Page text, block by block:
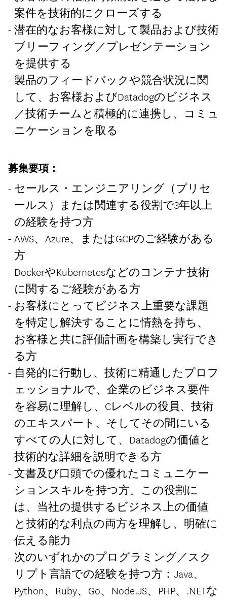
案件を技術的にクローズする
潜在的なお客様に対して製品および技術
ブリーフィング／プレゼンテーション
を提供する
製品のフィードバックや競合状況に関
して、お客様およびDatadogのビジネス
／技術チームと積極的に連携し、コミュ
ニケーションを取る
募集要項：
セールス・エンジニアリング（プリセ
ールス）または関連する役割で3年以上
の経験を持つ方
AWS、Azure、またはGCPのご経験がある
方
DockerやKubernetesなどのコンテナ技術
に関するご経験がある方
お客様にとってビジネス上重要な課題
を特定し解決することに情熱を持ち、
お客様と共に評価計画を構築し実行でき
る方
自発的に行動し、技術に精通したプロフ
ェッショナルで、企業のビジネス要件
を容易に理解し、Cレベルの役員、技術
のエキスパート、そしてその間にいる
すべての人に対して、Datadogの価値と
技術的な詳細を説明できる方
文書及び口頭での優れたコミュニケー
ションスキルを持つ方。この役割に
は、当社の提供するビジネス上の価値
と技術的な利点の両方を理解し、明確に
伝える能力
次のいずれかのプログラミング／スク
リプト言語での経験を持つ方：Java、
Python、Ruby、Go、Node.JS、PHP、.NETな